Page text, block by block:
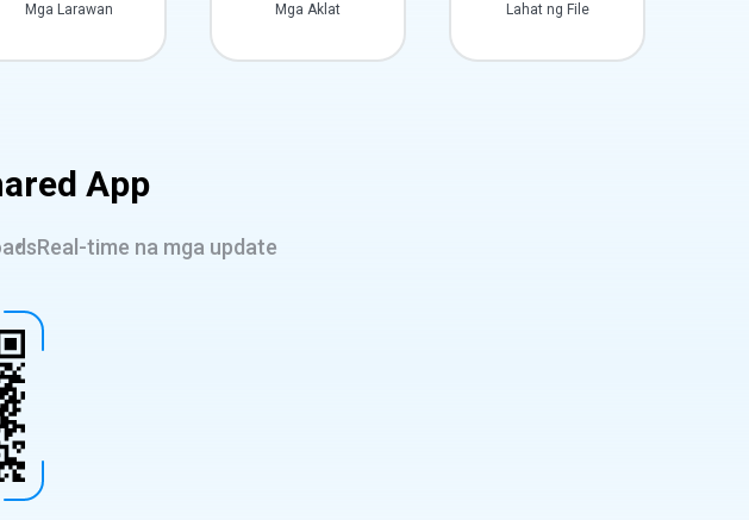
Mga Larawan Mga Aklat Lahat ng File
App
Real-time na mga update